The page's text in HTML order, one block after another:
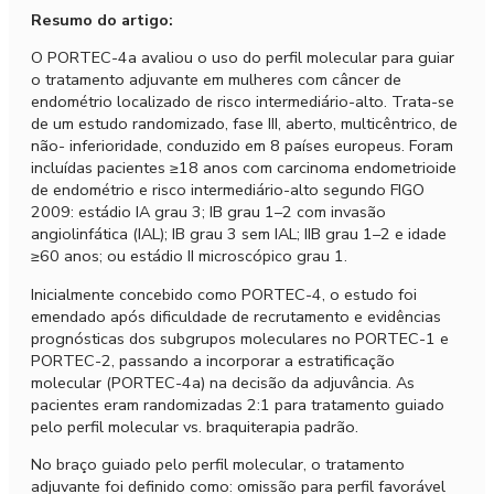
Resumo do artigo:
O PORTEC-4a avaliou o uso do perfil molecular para guiar
o tratamento adjuvante em mulheres com câncer de
endométrio localizado de risco intermediário-alto. Trata-se
de um estudo randomizado, fase III, aberto, multicêntrico, de
não- inferioridade, conduzido em 8 países europeus. Foram
incluídas pacientes ≥18 anos com carcinoma endometrioide
de endométrio e risco intermediário-alto segundo FIGO
2009: estádio IA grau 3; IB grau 1–2 com invasão
angiolinfática (IAL); IB grau 3 sem IAL; IIB grau 1–2 e idade
≥60 anos; ou estádio II microscópico grau 1.
Inicialmente concebido como PORTEC-4, o estudo foi
emendado após dificuldade de recrutamento e evidências
prognósticas dos subgrupos moleculares no PORTEC-1 e
PORTEC-2, passando a incorporar a estratificação
molecular (PORTEC-4a) na decisão da adjuvância. As
pacientes eram randomizadas 2:1 para tratamento guiado
pelo perfil molecular vs. braquiterapia padrão.
No braço guiado pelo perfil molecular, o tratamento
adjuvante foi definido como: omissão para perfil favorável